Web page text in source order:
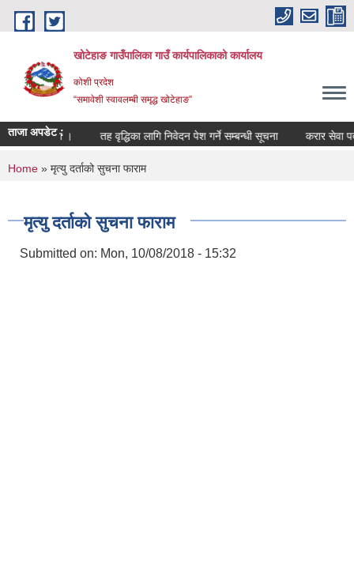
Skip to main content
खोटेहाङ गाउँपालिका गाउँ कार्यपालिकाको कार्यालय
कोशी प्रदेश
“समावेशी स्वावलम्बी समृद्ध खोटेहाङ”
ताजा अपडेट :
सूचना । तह वृद्धिका लागि निवेदन पेश गर्ने सम्बन्धी सूचना करार सेवा
You are here
Home » मृत्यु दर्ताको सुचना फाराम
मृत्यु दर्ताको सुचना फाराम
Submitted on: Mon, 10/08/2018 - 15:32